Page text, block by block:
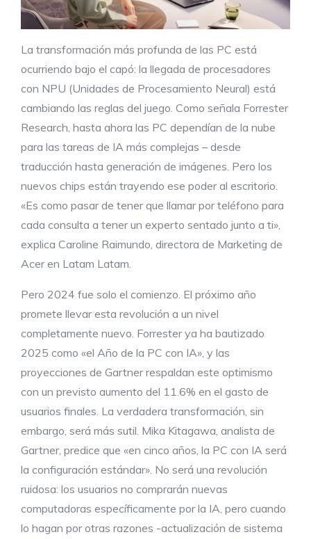
La transformación más profunda de las PC está
ocurriendo bajo el capó: la llegada de procesadores
con NPU (Unidades de Procesamiento Neural) está
cambiando las reglas del juego. Como señala Forrester
Research, hasta ahora las PC dependían de la nube
para las tareas de IA más complejas – desde
traducción hasta generación de imágenes. Pero los
nuevos chips están trayendo ese poder al escritorio.
«Es como pasar de tener que llamar por teléfono para
cada consulta a tener un experto sentado junto a ti»,
explica Caroline Raimundo, directora de Marketing de
Acer en Latam Latam.
Pero 2024 fue solo el comienzo. El próximo año
promete llevar esta revolución a un nivel
completamente nuevo. Forrester ya ha bautizado
2025 como «el Año de la PC con IA», y las
proyecciones de Gartner respaldan este optimismo
con un previsto aumento del 11.6% en el gasto de
usuarios finales. La verdadera transformación, sin
embargo, será más sutil. Mika Kitagawa, analista de
Gartner, predice que «en cinco años, la PC con IA será
la configuración estándar». No será una revolución
ruidosa: los usuarios no comprarán nuevas
computadoras específicamente por la IA, pero cuando
lo hagan por otras razones -actualización de sistema